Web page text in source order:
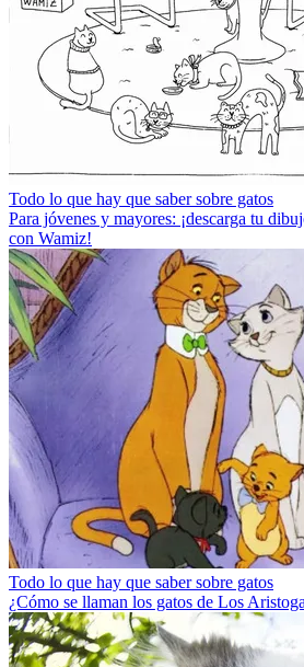
Todo lo que hay que saber sobre gatos
Para jóvenes y mayores: ¡descarga tu
con Wamiz!
Todo lo que hay que saber sobre gatos
¿Cómo se llaman los gatos de Los